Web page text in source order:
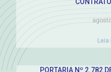
Leia
PORTARIA Nº 2.782